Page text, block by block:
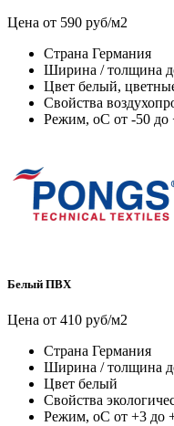
Цена от 590 руб/м2
Страна Германия
Ширина / толщина
Цвет белый,
Свойства
Режим, оС от -50 до
Белый ПВХ
Цена от 410 руб/м2
Страна Германия
Ширина / толщина
Цвет белый
Свойства
Режим, оС от +3 до